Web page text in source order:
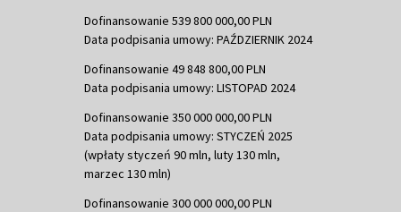
Dofinansowanie 539 800 000,00 PLN
Data podpisania umowy: PAŹDZIERNIK 2024
Dofinansowanie 49 848 800,00 PLN
Data podpisania umowy: LISTOPAD 2024
Dofinansowanie 350 000 000,00 PLN
Data podpisania umowy: STYCZEŃ 2025
(wpłaty styczeń 90 mln, luty 130 mln,
marzec 130 mln)
Dofinansowanie 300 000 000,00 PLN